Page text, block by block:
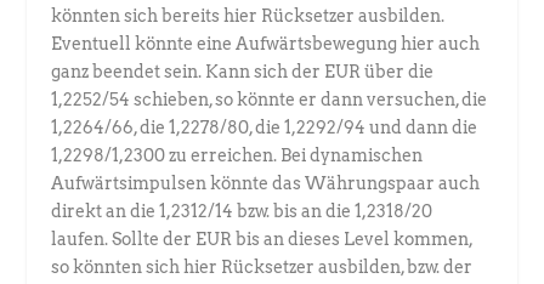
könnten sich bereits hier Rücksetzer ausbilden.
Eventuell könnte eine Aufwärtsbewegung hier auch
ganz beendet sein. Kann sich der EUR über die
1,2252/54 schieben, so könnte er dann versuchen, die
1,2264/66, die 1,2278/80, die 1,2292/94 und dann die
1,2298/1,2300 zu erreichen. Bei dynamischen
Aufwärtsimpulsen könnte das Währungspaar auch
direkt an die 1,2312/14 bzw. bis an die 1,2318/20
laufen. Sollte der EUR bis an dieses Level kommen,
so könnten sich hier Rücksetzer ausbilden, bzw. der